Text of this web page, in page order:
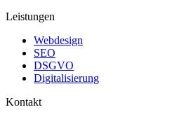
Leistungen
Webdesign
SEO
DSGVO
Digitalisierung
Kontakt